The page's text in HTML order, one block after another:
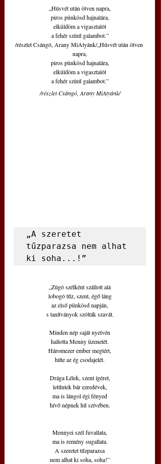
„Húsvét után ötven napra,
piros pünkösd hajnalára,
elküldöm a vigasztalót
a fehér színű galambot.”
/részlet Csángó, Arany MiAtyánk/„Húsvét után ötven
napra,
piros pünkösd hajnalára,
elküldöm a vigasztalót
a fehér színű galambot.”
/részlet Csángó, Arany MiAtyánk/
„A szeretet
tűzparazsa nem alhat
ki soha...!”
„Zúgó szélként szállott alá
lobogó tűz, szent, égő láng
az első pünkösd napján,
s tanítványok szólták szavát.
Minden nép saját nyelvén
hallotta Menny üzenetét.
Háromezer ember megtért,
hitte az ég csodajelét.
Drága Lélek, szent ígéret,
letűntek bár ezredévek,
ma is lángol égi fényed
hívő népnek hű szívében.
Mennyei szél fuvallata,
ma is remény sugallata.
A szeretet tűzparazsa
nem alhat ki soha, soha!”